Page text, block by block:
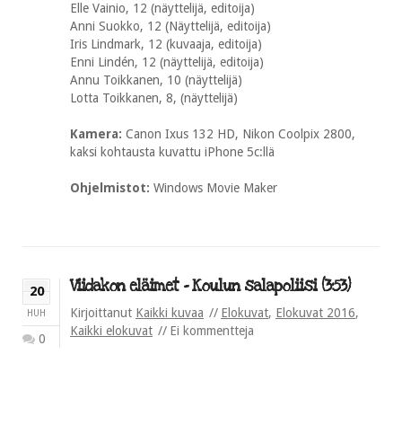
Elle Vainio, 12 (näyttelijä, editoija)
Anni Suokko, 12 (Näyttelijä, editoija)
Iris Lindmark, 12 (kuvaaja, editoija)
Enni Lindén, 12 (näyttelijä, editoija)
Annu Toikkanen, 10 (näyttelijä)
Lotta Toikkanen, 8, (näyttelijä)
Kamera: Canon Ixus 132 HD, Nikon Coolpix 2800,
kaksi kohtausta kuvattu iPhone 5c:llä
Ohjelmistot: Windows Movie Maker
20
HUH
0
Viidakon eläimet – Koulun salapoliisi (3:53)
Kirjoittanut Kaikki kuvaa Elokuvat, Elokuvat 2016,
Kaikki elokuvat
Ei kommentteja